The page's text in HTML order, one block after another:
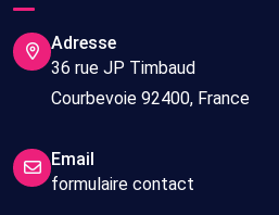
Adresse
36 rue JP Timbaud
Courbevoie 92400, France
Email
formulaire contact